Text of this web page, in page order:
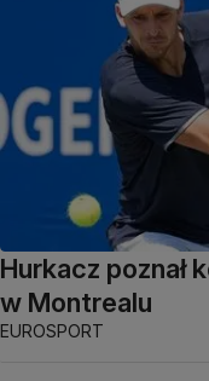
Hurkacz poznał
w Montrealu
EUROSPORT